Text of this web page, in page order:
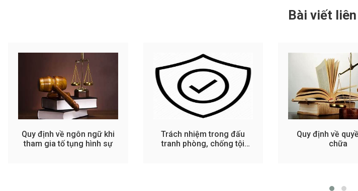
Bài viết
Quy định về ngôn ngữ khi
tham gia tố tụng hình sự
Trách nhiệm trong đấu
tranh phòng, chống tội
Quy định về
chữa